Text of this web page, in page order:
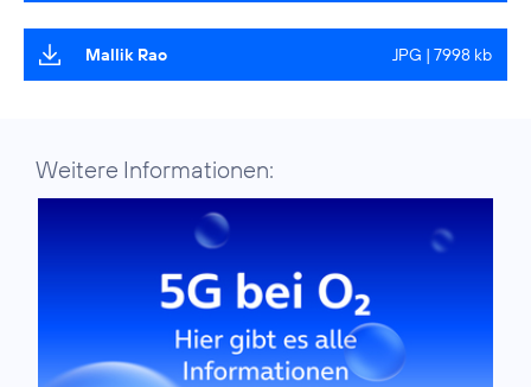
Mallik Rao JPG | 7998 kb
Weitere Informationen: